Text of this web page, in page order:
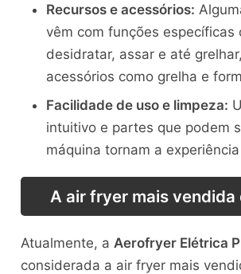
Recursos e acessórios:
vêm com funções específicas
desidratar, assar e até
acessórios como grelha e
Facilidade de uso e limpeza:
intuitivo e partes que podem
máquina tornam a
A air fryer mais vendida
Atualmente, a Aerofryer Elétrica
considerada a air fryer mais